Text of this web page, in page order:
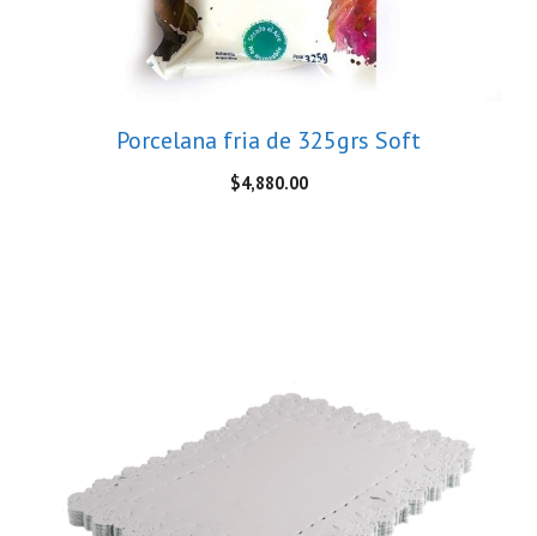
Porcelana fria de 325grs Soft
$4,880.00